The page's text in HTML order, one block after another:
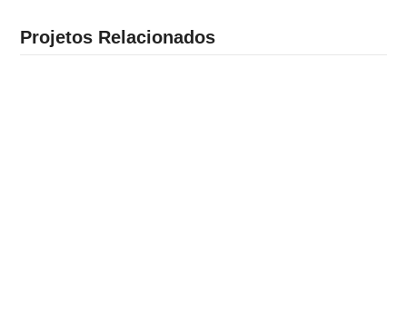
Projetos Relacionados